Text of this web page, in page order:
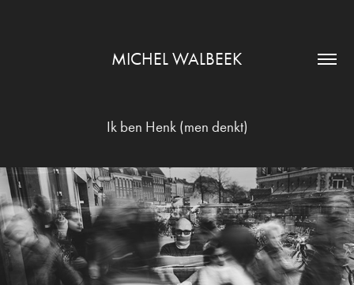
MICHEL WALBEEK
Ik ben Henk (men denkt)